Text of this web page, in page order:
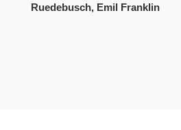
Ruedebusch, Emil Franklin